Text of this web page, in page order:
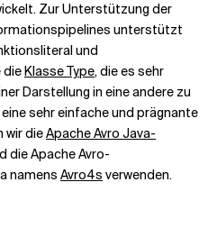
Zur Unterstützung der
unterstützt
und
dieKlasse Type, die es sehr
Darstellung in eine andere zu
sehr einfache und prägnante
wir dieApache Avro Java-
die Apache Avro-
namens Avro4s verwenden.